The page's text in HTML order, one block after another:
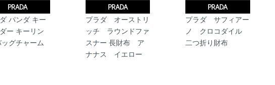
PRADA
パンダ キー
ー キーリン
グチャーム
PRADA
プラダ オーストリ
ッチ ラウンドファ
スナー 長財布 ア
ナナス イエロー
PRADA
プラダ サフィアー
ノ クロコダイル
二つ折り財布